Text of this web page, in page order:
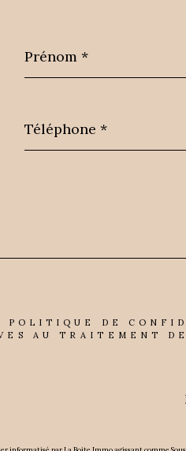
*
*
POLITIQUE DE
AU TRAITEMENT